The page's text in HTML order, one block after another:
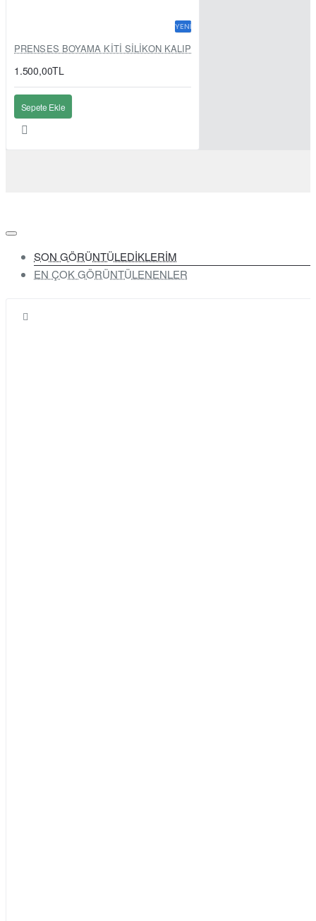
YENI
PRENSES BOYAMA KİTİ SİLİKON KALIP
1.500,00TL
Sepete Ekle
SON GÖRÜNTÜLEDİKLERİM
EN ÇOK GÖRÜNTÜLENENLER